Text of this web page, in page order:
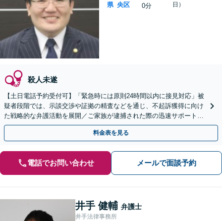
県 央区
0分
日）
殺人未遂
【土日電話予約受付可】「緊急時には原則24時間以内に接見対応」被
疑者段階では、示談交渉や証拠の精査などを通じ、不起訴獲得に向け
た戦略的な弁護活動を展開／ご家族が逮捕された際の迅速サポート
【LINE24時間予約受付可】【休日・夜間相談可】
料金表を見る
電話でお問い合わせ メールで面談予約
井手 健輔 弁護士
井手法律事務所